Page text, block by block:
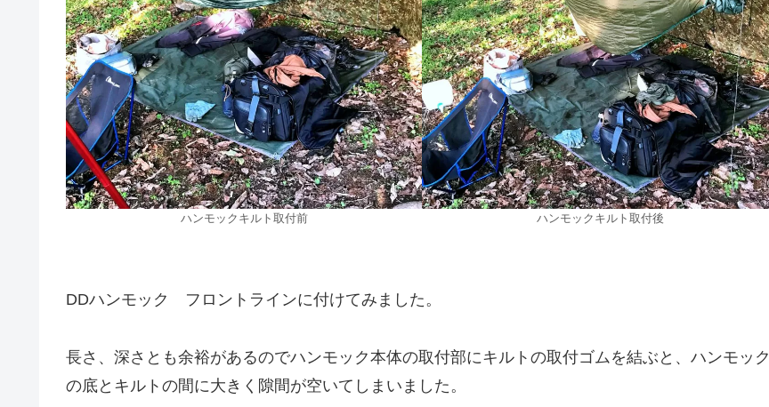
ハンモックキルト取付前 ハンモックキルト取付後
DDハンモック フロントラインに付けてみました。
長さ、深さとも余裕があるのでハンモック本体の取付部にキルトの取付ゴムを結ぶと、ハンモック
の底とキルトの間に大きく隙間が空いてしまいました。